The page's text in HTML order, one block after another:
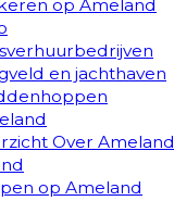
op Ameland
en jachthaven
Over Ameland
op Ameland